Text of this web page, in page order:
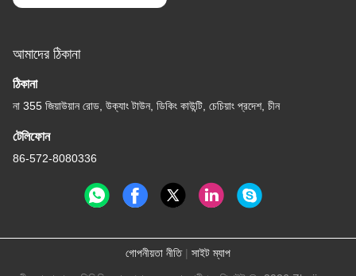
আমাদের ঠিকানা
ঠিকানা
না 355 জিয়াউয়ান রোড, উক্যাং টাউন, ডিকিং কাউন্টি, চেচিয়াং প্রদেশ, চীন
টেলিফোন
86-572-8080336
গোপনীয়তা নীতি| সাইট ম্যাপ